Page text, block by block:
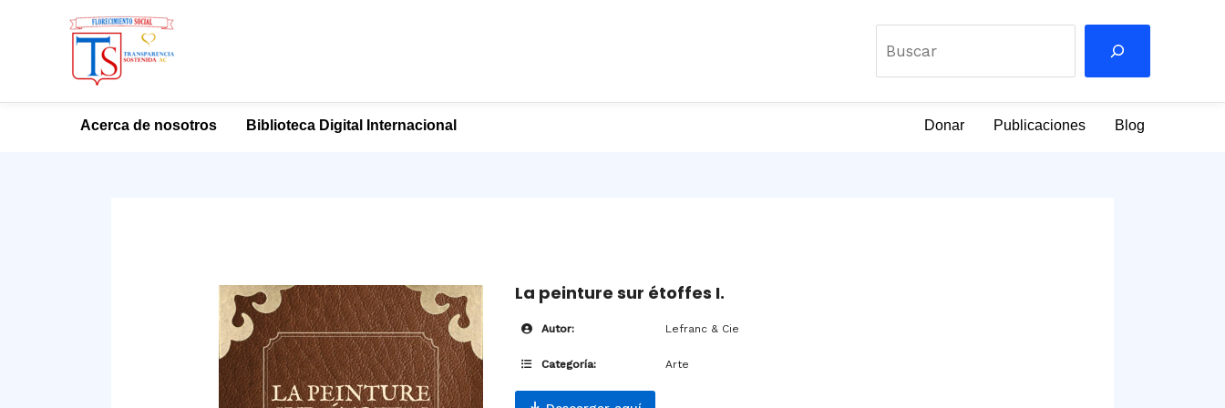
Buscar
Acerca de nosotros Biblioteca Digital Internacional Donar Publicaciones Blog
La peinture sur étoffes I.
Autor: Lefranc & Cie
Categoría: Arte